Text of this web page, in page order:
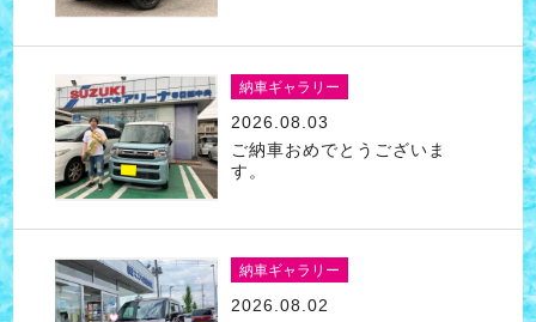
納車ギャラリー
2026.08.03
ご納車おめでとうございま
す。
納車ギャラリー
2026.08.02